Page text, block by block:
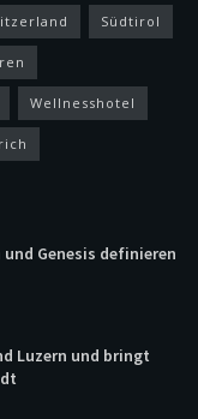
Südtirol
Wellnesshotel
Genesis definieren
Luzern und bringt